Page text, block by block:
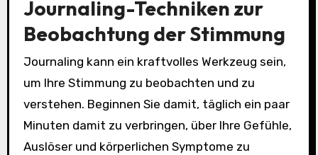
Journaling-Techniken zur
Beobachtung der Stimmung
Journaling kann ein kraftvolles Werkzeug sein,
um Ihre Stimmung zu beobachten und zu
verstehen. Beginnen Sie damit, täglich ein paar
Minuten damit zu verbringen, über Ihre Gefühle,
Auslöser und körperlichen Symptome zu